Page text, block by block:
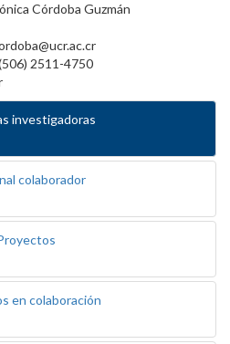
Córdoba Guzmán
2511-4750
investigadoras
colaborador
en colaboración